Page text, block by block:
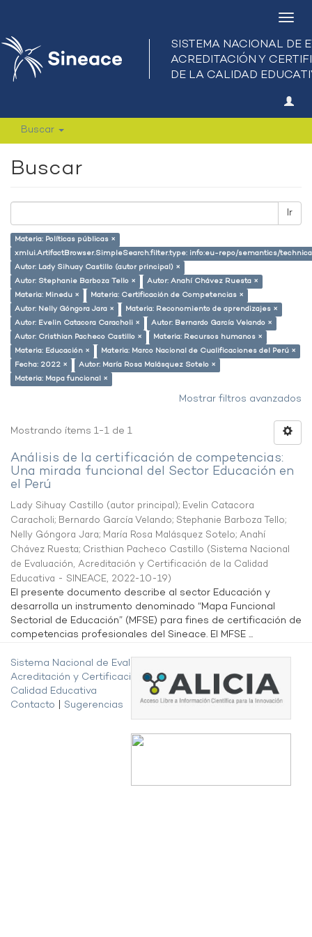
Buscar
Buscar
Ir
Materia: Políticas públicas ×
xmlui.ArtifactBrowser.SimpleSearch.filter.type: info:eu-repo/semantics/
Autor: Lady Sihuay Castillo (autor principal) ×
Autor: Stephanie Barboza Tello ×
Autor: Anahí Chávez Ruesta ×
Materia: Minedu ×
Materia: Certificación de Competencias ×
Autor: Nelly Góngora Jara ×
Materia: Reconomiento de aprendizajes ×
Autor: Evelin Catacora Caracholi ×
Autor: Bernardo García Velando ×
Autor: Cristhian Pacheco Castillo ×
Materia: Recursos humanos ×
Materia: Educación ×
Materia: Marco Nacional de Cualificaciones del Perú ×
Fecha: 2022 ×
Autor: María Rosa Malásquez Sotelo ×
Materia: Mapa funcional ×
Mostrar filtros avanzados
Mostrando ítems 1-1 de 1
Análisis de la certificación de competencias:
Una mirada funcional del Sector Educación en
el Perú
Lady Sihuay Castillo (autor principal); Evelin Catacora
Caracholi; Bernardo García Velando; Stephanie Barboza Tello;
Nelly Góngora Jara; María Rosa Malásquez Sotelo; Anahí
Chávez Ruesta; Cristhian Pacheco Castillo (Sistema Nacional
de Evaluación, Acreditación y Certificación de la Calidad
Educativa - SINEACE, 2022-10-19)
El presente documento describe al sector Educación y
desarrolla un instrumento denominado “Mapa Funcional
Sectorial de Educación” (MFSE) para fines de certificación de
competencias profesionales del Sineace. El MFSE ...
Sistema Nacional de Evaluación,
Acreditación y Certificación de la
Calidad Educativa
Contacto
Sugerencias